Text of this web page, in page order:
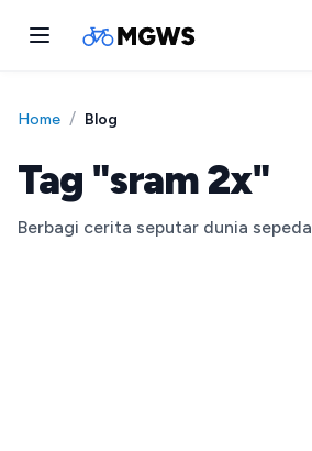
Home / Blog
Tag "sram 2x"
Berbagi cerita seputar dunia sepeda